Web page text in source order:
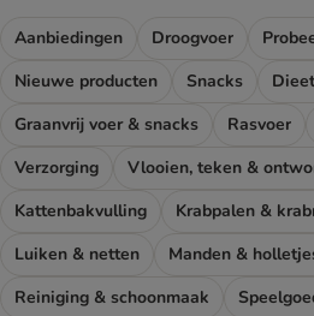
Aanbiedingen Droogvoer
Nieuwe producten
Snacks
Graanvrij voer & snacks
Rasvoer
Verzorging
Vlooien, teken &
Kattenbakvulling
Krabpalen &
Luiken & netten
Manden &
Reiniging & schoonmaak